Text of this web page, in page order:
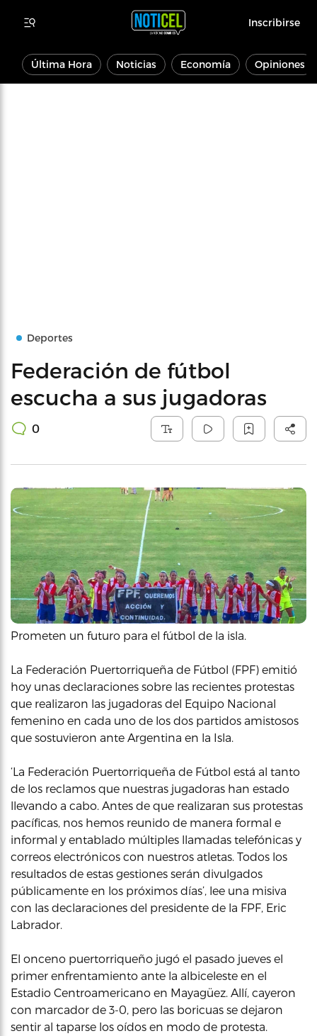
Inscribirse
Última Hora Noticias Economía Opiniones
Deportes
Federación de fútbol
escucha a sus jugadoras
0
Prometen un futuro para el fútbol de la isla.
La Federación Puertorriqueña de Fútbol (FPF) emitió
hoy unas declaraciones sobre las recientes protestas
que realizaron las jugadoras del Equipo Nacional
femenino en cada uno de los dos partidos amistosos
que sostuvieron ante Argentina en la Isla.
‘La Federación Puertorriqueña de Fútbol está al tanto
de los reclamos que nuestras jugadoras han estado
llevando a cabo. Antes de que realizaran sus protestas
pacíficas, nos hemos reunido de manera formal e
informal y entablado múltiples llamadas telefónicas y
correos electrónicos con nuestros atletas. Todos los
resultados de estas gestiones serán divulgados
públicamente en los próximos días’, lee una misiva
con las declaraciones del presidente de la FPF, Eric
Labrador.
El onceno puertorriqueño jugó el pasado jueves el
primer enfrentamiento ante la albiceleste en el
Estadio Centroamericano en Mayagüez. Allí, cayeron
con marcador de 3-0, pero las boricuas se dejaron
sentir al taparse los oídos en modo de protesta.